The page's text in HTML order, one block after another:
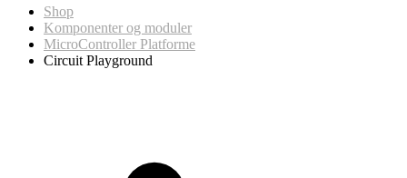
Shop
Komponenter og moduler
MicroController Platforme
Circuit Playground